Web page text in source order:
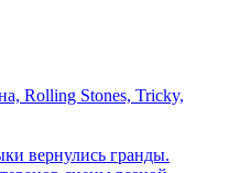
Rolling Stones, Tricky,
вернулись гранды.